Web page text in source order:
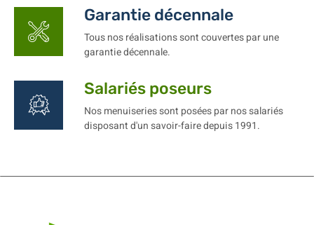
Garantie décennale
Tous nos réalisations sont couvertes par une
garantie décennale.
Salariés poseurs
Nos menuiseries sont posées par nos salariés
disposant d'un savoir-faire depuis 1991.